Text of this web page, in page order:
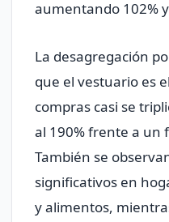
aumentando 102%
La desagregación
que el vestuario es
compras casi se
al 190% frente a un
También se
significativos en
y alimentos,